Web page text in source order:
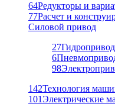
64Редукторы и
77Расчет и
Силовой привод
27Гидропривод
6
98
142Технология
101Электрические